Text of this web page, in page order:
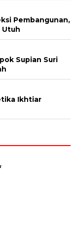
Pembangunan,
Utuh
Supian Suri
Ikhtiar